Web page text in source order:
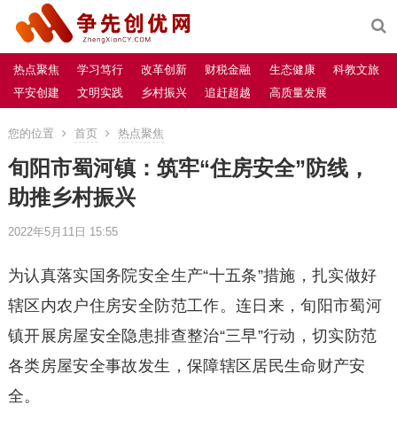
热点聚焦 学习笃行 改革创新 财税金融 生态健康
科教文旅
平安创建
文明实践 乡村振兴 追赶超越 高质量发展
您的位置 首页 热点聚焦
旬阳市蜀河镇：筑牢“住房安全”防线，
助推乡村振兴
2022年5月11日 15:55
为认真落实国务院安全生产“十五条”措施，扎实做好
辖区内农户住房安全防范工作。连日来，旬阳市蜀河
镇开展房屋安全隐患排查整治“三早”行动，切实防范
各类房屋安全事故发生，保障辖区居民生命财产安
全。